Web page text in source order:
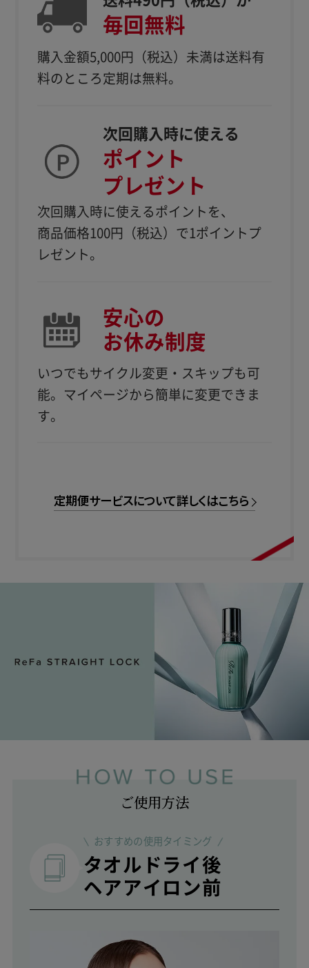
毎回無料
購入金額5,000円（税込） 未満は送料有
料のところ定期は無料。
次回購入時に使える
ポイント
プレゼント
次回購入時に使えるポイントを、
商品価格100円（税込）で1ポイントプ
レゼント。
安心の
お休み制度
いつでもサイクル変更・スキップも可
能。 マイページから簡単に変更できま
す。
定期便サービスについて詳しくはこちら
ご使用方法
おすすめの使用タイミング
タオルドライ後
ヘアアイロン前